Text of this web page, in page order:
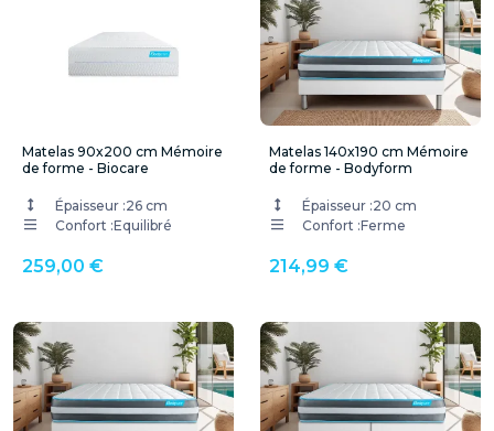
Matelas 90x200 cm Mémoire
de forme - Biocare
Épaisseur :26 cm
Confort :Equilibré
259,00 €
Matelas 140x190 cm Mémoire
de forme - Bodyform
Épaisseur :20 cm
Confort :Ferme
214,99 €